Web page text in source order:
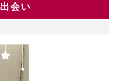
会い